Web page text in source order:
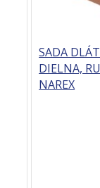
SADA
DIELNA,
NAREX